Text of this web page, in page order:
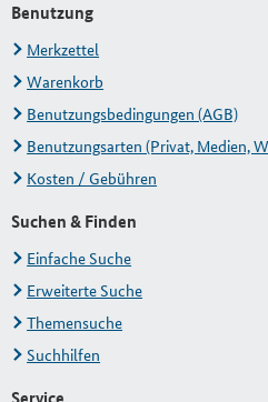
Benutzung
Merkzettel
Warenkorb
Benutzungsbedingungen (AGB)
Benutzungsarten (Privat, Medien,
Kosten / Gebühren
Suchen & Finden
Einfache Suche
Erweiterte Suche
Themensuche
Suchhilfen